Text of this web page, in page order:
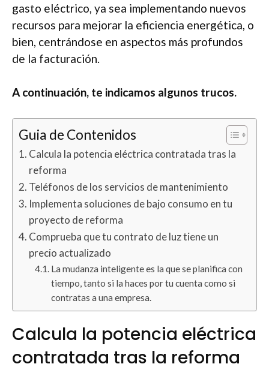
gasto eléctrico, ya sea implementando nuevos
recursos para mejorar la eficiencia energética, o
bien, centrándose en aspectos más profundos
de la facturación.
A continuación, te indicamos algunos trucos.
Guia de Contenidos
Calcula la potencia eléctrica contratada tras la
reforma
Teléfonos de los servicios de mantenimiento
Implementa soluciones de bajo consumo en tu
proyecto de reforma
Comprueba que tu contrato de luz tiene un
precio actualizado
La mudanza inteligente es la que se planifica con
tiempo, tanto si la haces por tu cuenta como si
contratas a una empresa.
Calcula la potencia eléctrica
contratada tras la reforma